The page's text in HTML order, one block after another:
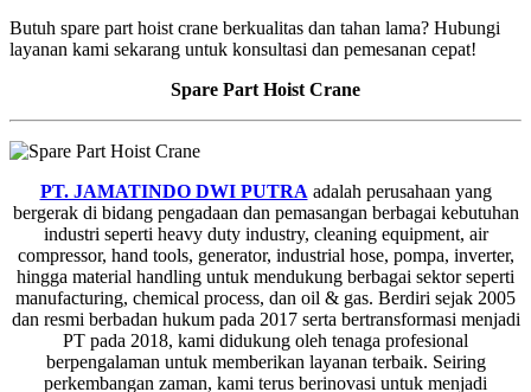
Butuh spare part hoist crane berkualitas dan tahan lama? Hubungi
layanan kami sekarang untuk konsultasi dan pemesanan cepat!
Spare Part Hoist Crane
PT. JAMATINDO DWI PUTRA adalah perusahaan yang
bergerak di bidang pengadaan dan pemasangan berbagai kebutuhan
industri seperti heavy duty industry, cleaning equipment, air
compressor, hand tools, generator, industrial hose, pompa, inverter,
hingga material handling untuk mendukung berbagai sektor seperti
manufacturing, chemical process, dan oil & gas. Berdiri sejak 2005
dan resmi berbadan hukum pada 2017 serta bertransformasi menjadi
PT pada 2018, kami didukung oleh tenaga profesional
berpengalaman untuk memberikan layanan terbaik. Seiring
perkembangan zaman, kami terus berinovasi untuk menjadi